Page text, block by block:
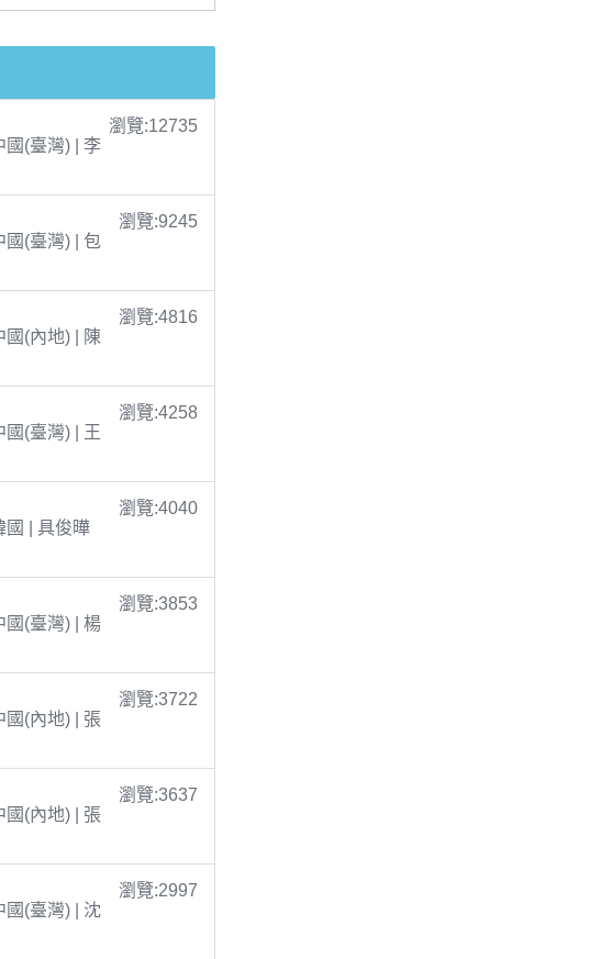
瀏覽:12735
國(臺灣) | 李
瀏覽:9245
國(臺灣) | 包
瀏覽:4816
國(內地) | 陳
瀏覽:4258
國(臺灣) | 王
瀏覽:4040
國 | 具俊曄
瀏覽:3853
國(臺灣) | 楊
瀏覽:3722
國(內地) | 張
瀏覽:3637
國(內地) | 張
瀏覽:2997
國(臺灣) | 沈